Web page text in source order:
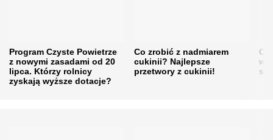
Program Czyste Powietrze
z nowymi zasadami od 20
lipca. Którzy rolnicy
zyskają wyższe dotacje?
Co zrobić z nadmiarem
cukinii? Najlepsze
przetwory z cukinii!
w